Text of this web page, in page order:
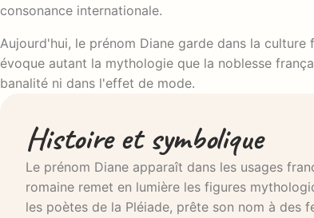
consonance internationale.
Aujourd'hui, le prénom Diane garde dans la
évoque autant la mythologie que la noblesse
banalité ni dans l'effet de mode.
Histoire et symbolique
Le prénom Diane apparaît dans les usages
romaine remet en lumière les figures
les poètes de la Pléiade, prête son nom à des